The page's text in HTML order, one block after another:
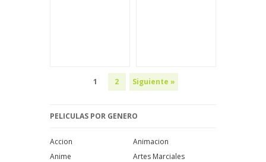
1 2 Siguiente »
PELICULAS POR GENERO
Accion
Animacion
Anime
Artes Marciales